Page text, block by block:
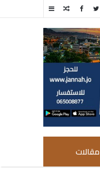
إضافة
جانبي
مقال
مقالات